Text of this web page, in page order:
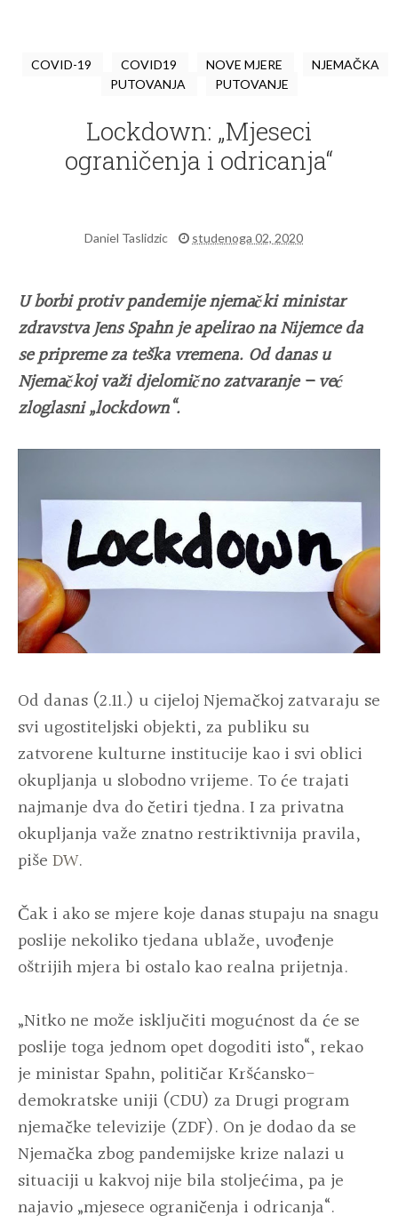
COVID-19 COVID19 NOVE MJERE
NJEMAČKA
PUTOVANJA
PUTOVANJE
Lockdown: „Mjeseci
ograničenja i odricanja“
Daniel Taslidzic studenoga 02, 2020
U borbi protiv pandemije njemački ministar
zdravstva Jens Spahn je apelirao na Nijemce da
se pripreme za teška vremena. Od danas u
Njemačkoj važi djelomično zatvaranje – već
zloglasni „lockdown“.
Od danas (2.11.) u cijeloj Njemačkoj zatvaraju se
svi ugostiteljski objekti, za publiku su
zatvorene kulturne institucije kao i svi oblici
okupljanja u slobodno vrijeme. To će trajati
najmanje dva do četiri tjedna. I za privatna
okupljanja važe znatno restriktivnija pravila,
pišeDW.
Čak i ako se mjere koje danas stupaju na snagu
poslije nekoliko tjedana ublaže, uvođenje
oštrijih mjera bi ostalo kao realna prijetnja.
„Nitko ne može isključiti mogućnost da će se
poslije toga jednom opet dogoditi isto“, rekao
je ministar Spahn, političar Kršćansko-
demokratske uniji (CDU) za Drugi program
njemačke televizije (ZDF). On je dodao da se
Njemačka zbog pandemijske krize nalazi u
situaciji u kakvoj nije bila stoljećima, pa je
najavio „mjesece ograničenja i odricanja“.